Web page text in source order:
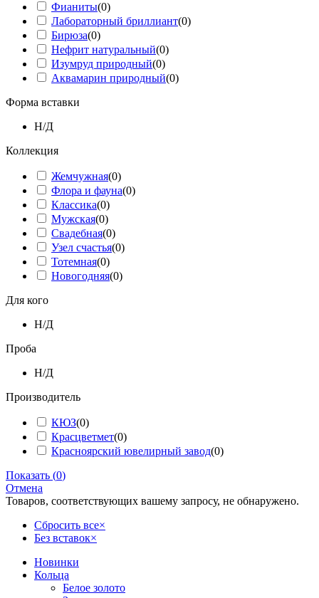
Фианиты(0)
Лабораторный бриллиант(0)
Бирюза(0)
Нефрит натуральный(0)
Изумруд природный(0)
Аквамарин природный(0)
Форма вставки
Н/Д
Коллекция
Жемчужная(0)
Флора и фауна(0)
Классика(0)
Мужская(0)
Свадебная(0)
Узел счастья(0)
Тотемная(0)
Новогодняя(0)
Для кого
Н/Д
Проба
Н/Д
Производитель
КЮЗ(0)
Красцветмет(0)
Красноярский ювелирный завод(0)
Показать (0)
Отмена
Товаров, соответствующих вашему запросу, не обнаружено.
Сбросить все×
Без вставок×
Новинки
Кольца
Белое золото